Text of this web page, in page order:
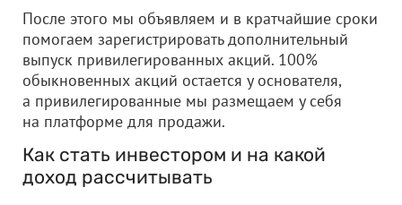
После этого мы объявляем и в кратчайшие сроки
помогаем зарегистрировать дополнительный
выпуск привилегированных акций. 100%
обыкновенных акций остается у основателя,
а привилегированные мы размещаем у себя
на платформе для продажи.
Как стать инвестором и на какой
доход рассчитывать